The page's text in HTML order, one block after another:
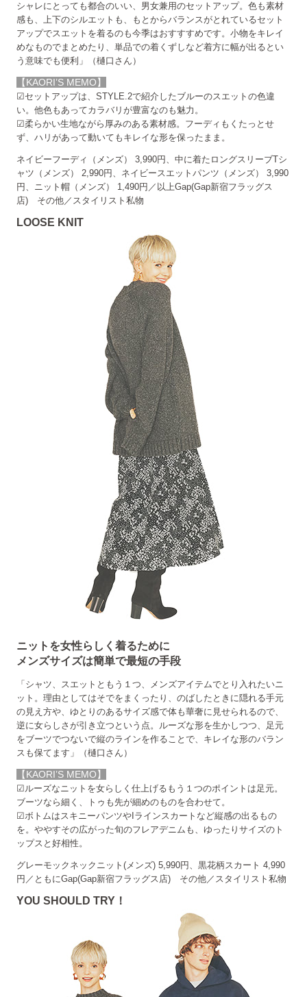
シャレにとっても都合のいい、男女兼用のセットアップ。色も素材
感も、上下のシルエットも、もとからバランスがとれているセット
アップでスエットを着るのも今季はおすすすめです。小物をキレイ
めなものでまとめたり、単品での着くずしなど着方に幅が出るとい
う意味でも便利」（樋口さん）
【KAORI’S MEMO】
☑セットアップは、STYLE.2で紹介したブルーのスエットの色違
い。他色もあってカラバリが豊富なのも魅力。
☑柔らかい生地ながら厚みのある素材感。フーディもくたっとせ
ず、ハリがあって動いてもキレイな形を保ったまま。
ネイビーフーディ（メンズ） 3,990円、中に着たロングスリーブTシ
ャツ（メンズ） 2,990円、ネイビースエットパンツ（メンズ） 3,990
円、ニット帽（メンズ） 1,490円／以上Gap(Gap新宿フラッグス
店) その他／スタイリスト私物
LOOSE KNIT
ニットを女性らしく着るために
メンズサイズは簡単で最短の手段
「シャツ、スエットともう１つ、メンズアイテムでとり入れたいニ
ット。理由としてはそでをまくったり、のばしたときに隠れる手元
の見え方や、ゆとりのあるサイズ感で体も華奢に見せられるので、
逆に女らしさが引き立つという点。ルーズな形を生かしつつ、足元
をブーツでつないで縦のラインを作ることで、キレイな形のバラン
スも保てます」（樋口さん）
【KAORI’S MEMO】
☑ルーズなニットを女らしく仕上げるもう１つのポイントは足元。
ブーツなら細く、トゥも先が細めのものを合わせて。
☑ボトムはスキニーパンツやIラインスカートなど縦感の出るもの
を。ややすその広がった旬のフレアデニムも、ゆったりサイズのト
ップスと好相性。
グレーモックネックニット(メンズ) 5,990円、黒花柄スカート 4,990
円／ともにGap(Gap新宿フラッグス店) その他／スタイリスト私物
YOU SHOULD TRY！